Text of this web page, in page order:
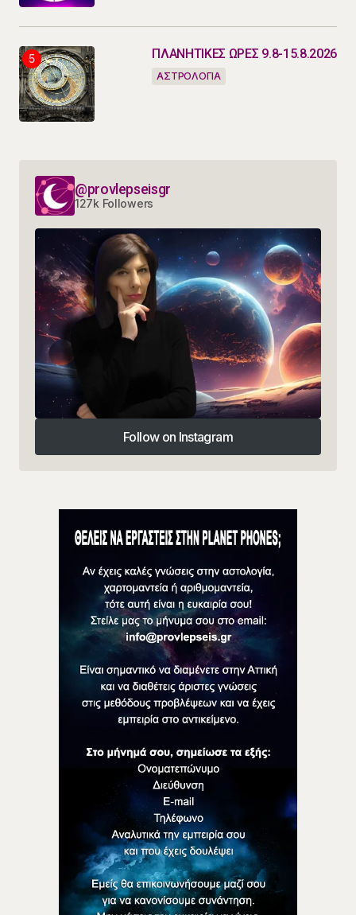
ΠΛΑΝΗΤΙΚΕΣ ΩΡΕΣ 9.8-15.8.2026
ΑΣΤΡΟΛΟΓΙΑ
@provlepseisgr
127k Followers
Follow on Instagram
Follow on Instagram